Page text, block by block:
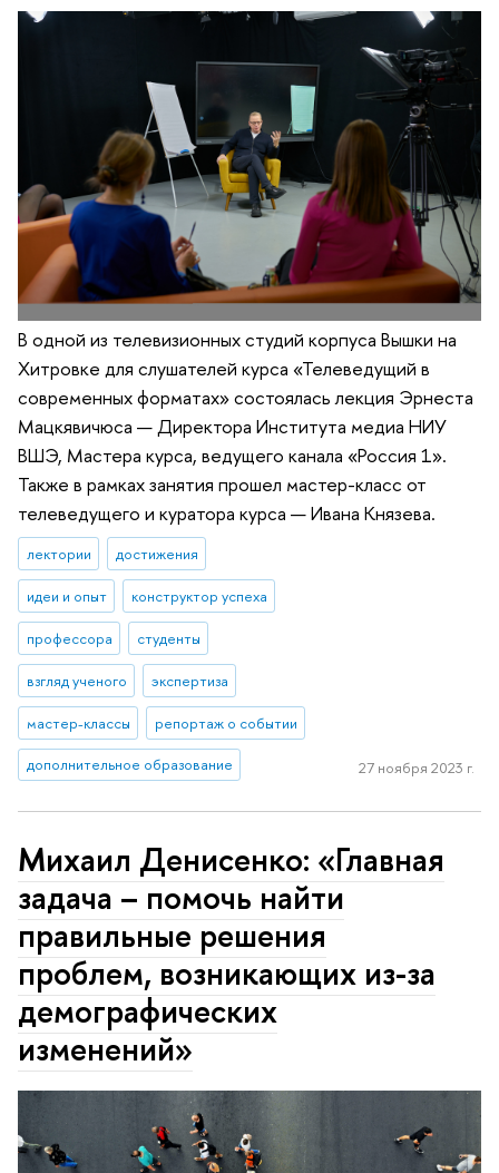
В одной из телевизионных студий корпуса Вышки на
Хитровке для слушателей курса «Телеведущий в
современных форматах» состоялась лекция Эрнеста
Мацкявичюса — Директора Института медиа НИУ
ВШЭ, Мастера курса, ведущего канала «Россия 1».
Также в рамках занятия прошел мастер-класс от
телеведущего и куратора курса — Ивана Князева.
лектории достижения
идеи и опыт конструктор успеха
профессора студенты
взгляд ученого экспертиза
мастер-классы репортаж о событии
дополнительное образование 27 ноября 2023 г.
Михаил Денисенко: «Главная
задача – помочь найти
правильные решения
проблем, возникающих из-за
демографических
изменений»